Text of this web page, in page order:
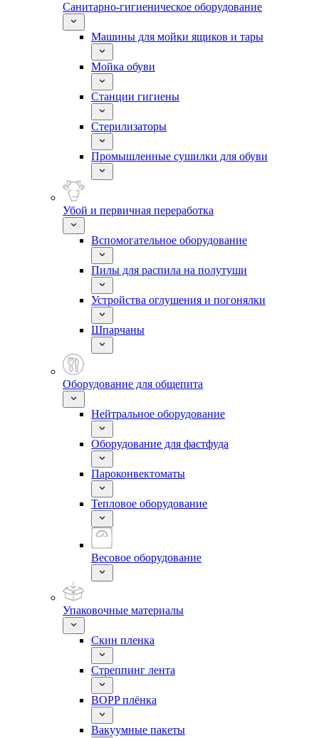
Санитарно-гигиеническое оборудование
Машины для мойки ящиков и тары
Мойка обуви
Станции гигиены
Стерилизаторы
Промышленные сушилки для обуви
Убой и первичная переработка
Вспомогательное оборудование
Пилы для распила на полутуши
Устройства оглушения и погонялки
Шпарчаны
Оборудование для общепита
Нейтральное оборудование
Оборудование для фастфуда
Пароконвектоматы
Тепловое оборудование
Весовое оборудование
Упаковочные материалы
Скин пленка
Стреппинг лента
BOPP плёнка
Вакуумные пакеты